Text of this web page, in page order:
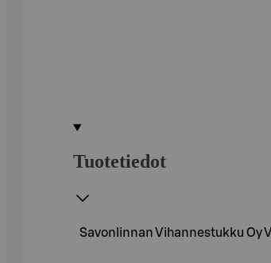
Tuotetiedot
Savonlinnan Vihannestukku Oy